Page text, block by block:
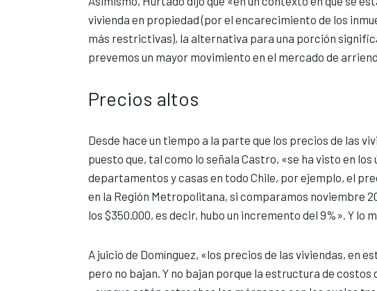
vivienda en propiedad (por el encarecimiento de los
más restrictivas), la alternativa para una porción
prevemos un mayor movimiento en el mercado de
Precios altos
Desde hace un tiempo a la parte que los precios de las
puesto que, tal como lo señala Castro, «se ha visto en
departamentos y casas en todo Chile, por ejemplo, el
en la Región Metropolitana, si comparamos noviembre
los $350.000, es decir, hubo un incremento del 9%». Y lo
A juicio de Domínguez, «los precios de las viviendas, en
pero no bajan. Y no bajan porque la estructura de